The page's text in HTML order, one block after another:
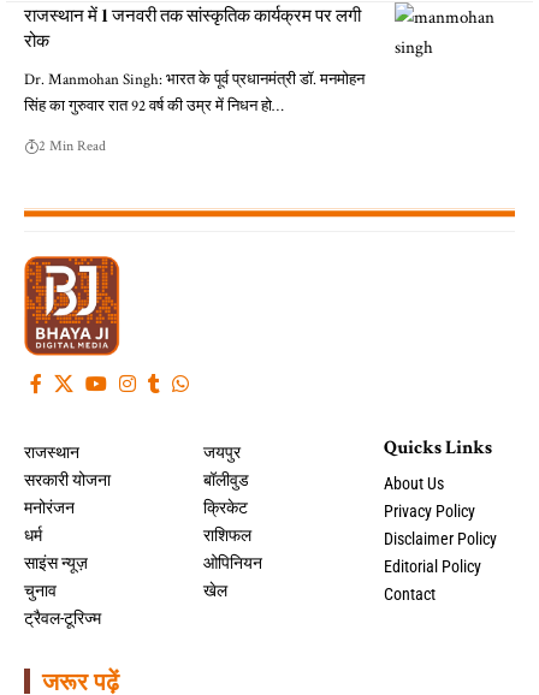
राजस्थान में 1 जनवरी तक सांस्कृतिक कार्यक्रम पर लगी
रोक
Dr. Manmohan Singh: भारत के पूर्व प्रधानमंत्री डॉ. मनमोहन
सिंह का गुरुवार रात 92 वर्ष की उम्र में निधन हो…
2 Min Read
राजस्थान
सरकारी योजना
मनोरंजन
धर्म
साइंस न्यूज़
चुनाव
ट्रैवल-टूरिज्म
जयपुर
बॉलीवुड
क्रिकेट
राशिफल
ओपिनियन
खेल
Quicks Links
About Us
Privacy Policy
Disclaimer Policy
Editorial Policy
Contact
जरूर पढ़ें